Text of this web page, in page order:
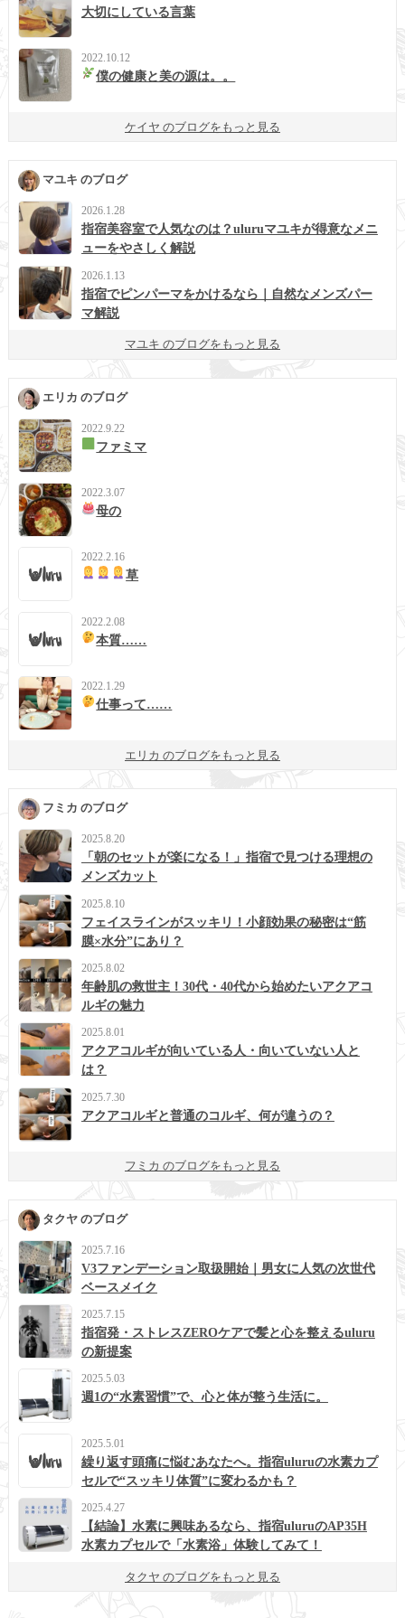
大切にしている言葉
2022.10.12
僕の健康と美の源は。。
ケイヤ のブログをもっと見る
マユキ のブログ
2026.1.28
指宿美容室で人気なのは？uluruマユキが得意なメニ
ューをやさしく解説
2026.1.13
指宿でピンパーマをかけるなら｜自然なメンズパー
マ解説
マユキ のブログをもっと見る
エリカ のブログ
2022.9.22
ファミマ
2022.3.07
母の
2022.2.16
草
2022.2.08
本質……
2022.1.29
仕事って……
エリカ のブログをもっと見る
フミカ のブログ
2025.8.20
「朝のセットが楽になる！」指宿で見つける理想の
メンズカット
2025.8.10
フェイスラインがスッキリ！小顔効果の秘密は“筋
膜×水分”にあり？
2025.8.02
年齢肌の救世主！30代・40代から始めたいアクアコ
ルギの魅力
2025.8.01
アクアコルギが向いている人・向いていない人と
は？
2025.7.30
アクアコルギと普通のコルギ、何が違うの？
フミカ のブログをもっと見る
タクヤ のブログ
2025.7.16
V3ファンデーション取扱開始｜男女に人気の次世代
ベースメイク
2025.7.15
指宿発・ストレスZEROケアで髪と心を整えるuluru
の新提案
2025.5.03
週1の“水素習慣”で、心と体が整う生活に。
2025.5.01
繰り返す頭痛に悩むあなたへ。指宿uluruの水素カプ
セルで“スッキリ体質”に変わるかも？
2025.4.27
【結論】水素に興味あるなら、指宿uluruのAP35H
水素カプセルで「水素浴」体験してみて！
タクヤ のブログをもっと見る